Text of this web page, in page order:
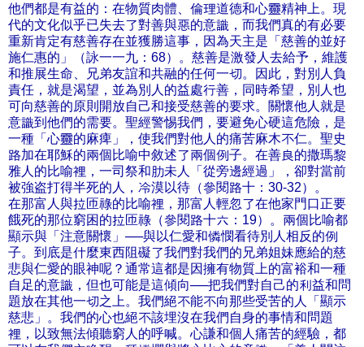
他們都是有益的：在物質肉體、倫理道德和心靈精神上。現
代的文化似乎已失去了對善與惡的意識，而我們真的有必要
重新肯定有慈善存在並獲勝這事，因為天主是「慈善的並好
施仁惠的」（詠一一九：68）。慈善是激發人去給予，維護
和推展生命、兄弟友誼和共融的任何一切。因此，對別人負
責任，就是渴望，並為別人的益處行善，同時希望，別人也
可向慈善的原則開放自己和接受慈善的要求。關懷他人就是
意識到他們的需要。聖經警惕我們，要避免心硬這危險，是
一種「心靈的麻痺」，使我們對他人的痛苦麻木不仁。聖史
路加在耶穌的兩個比喻中敘述了兩個例子。在善良的撒瑪黎
雅人的比喻裡，一司祭和肋未人「從旁邊經過」，卻對當前
被強盗打得半死的人，冷漠以待（參閱路十：30-32）。
在那富人與拉匝祿的比喻裡，那富人輕忽了在他家門口正要
餓死的那位窮困的拉匝祿（參閱路十六：19）。兩個比喻都
顯示與「注意關懷」──與以仁愛和憐憫看待別人相反的例
子。到底是什麼東西阻礙了我們對我們的兄弟姐妹應給的慈
悲與仁愛的眼神呢？通常這都是因擁有物質上的富裕和一種
自足的意識，但也可能是這傾向──把我們對自己的利益和問
題放在其他一切之上。我們絕不能不向那些受苦的人「顯示
慈悲」。我們的心也絕不該埋沒在我們自身的事情和問題
裡，以致無法傾聽窮人的呼喊。心謙和個人痛苦的經驗，都